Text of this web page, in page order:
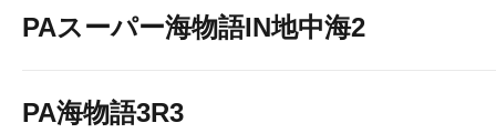
PAスーパー海物語IN地中海2
PA海物語3R3